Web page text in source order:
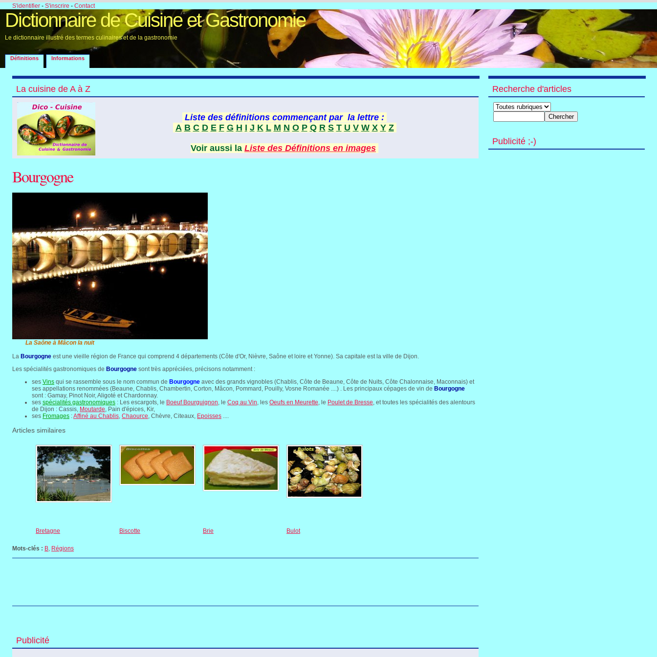
S'identifier - S'inscrire - Contact
Dictionnaire de Cuisine et Gastronomie
Le dictionnaire illustré des termes culinaires et de la gastronomie
Définitions Informations
La cuisine de A à Z
Liste des définitions commençant par la lettre :
A B C D E F G H I J K L M N O P Q R S T U V W X Y Z
Voir aussi la Liste des Définitions en images
Bourgogne
La Saône à Mâcon la nuit
La Bourgogne est une vieille région de France qui comprend 4 départements (Côte d'Or, Nièvre, Saône et loire et Yonne). Sa capitale est la ville de Dijon.
Les spécialités gastronomiques de Bourgogne sont très appréciées, précisons notamment :
ses Vins qui se rassemble sous le nom commun de Bourgogne avec des grands vignobles (Chablis, Côte de Beaune, Côte de Nuits, Côte Chalonnaise, Maconnais) et
ses appellations renommées (Beaune, Chablis, Chambertin, Corton, Mâcon, Pommard, Pouilly, Vosne Romanée ....) . Les principaux cépages de vin de Bourgogne
sont : Gamay, Pinot Noir, Aligoté et Chardonnay.
ses spécialités gastronomiques : Les escargots, le Boeuf Bourguignon, le Coq au Vin, les Oeufs en Meurette, le Poulet de Bresse, et toutes les spécialités des alentours
de Dijon : Cassis, Moutarde, Pain d'épices, Kir,
ses Fromages :Affiné au Chablis, Chaource, Chèvre, Citeaux, Epoisses ....
Articles similaires
Bretagne Biscotte Brie Bulot
Mots-clés : B, Régions
Publicité
Recherche d'articles
Publicité ;-)